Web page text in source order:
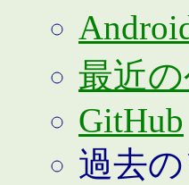
最近
GitHub
過去